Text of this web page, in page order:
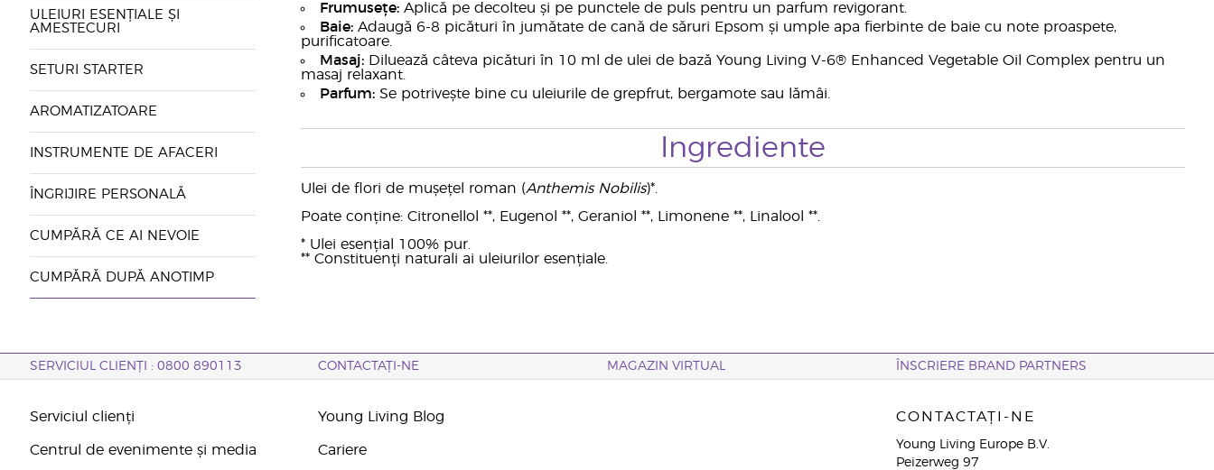
ULEIURI ESENȚIALE ȘI
AMESTECURI
SETURI STARTER
AROMATIZATOARE
INSTRUMENTE DE AFACERI
ÎNGRIJIRE PERSONALĂ
CUMPĂRĂ CE AI NEVOIE
CUMPĂRĂ DUPĂ ANOTIMP
Frumusețe:Aplică pe decolteu și pe punctele de puls pentru un parfum revigorant.
Baie:Adaugă 6-8 picături în jumătate de cană de săruri Epsom și umple apa fierbinte de baie cu note proaspete,
purificatoare.
Masaj:Diluează câteva picături în 10 ml de ulei de bază Young Living V-6® Enhanced Vegetable Oil Complex pentru un
masaj relaxant.
Parfum:Se potrivește bine cu uleiurile de grepfrut, bergamote sau lămâi.
Ingrediente
Ulei de flori de mușețel roman (Anthemis Nobilis)*.
Poate conține: Citronellol **, Eugenol **, Geraniol **, Limonene **, Linalool **.
* Ulei esențial 100% pur.
** Constituenți naturali ai uleiurilor esențiale.
SERVICIUL CLIENȚI : 0800 890113 CONTACTAȚI-NE MAGAZIN VIRTUAL ÎNSCRIERE BRAND PARTNERS
Serviciul clienți
Centrul de evenimente și media
Young Living Blog
Cariere
CONTACTAȚI-NE
Young Living Europe B.V.
Peizerweg 97